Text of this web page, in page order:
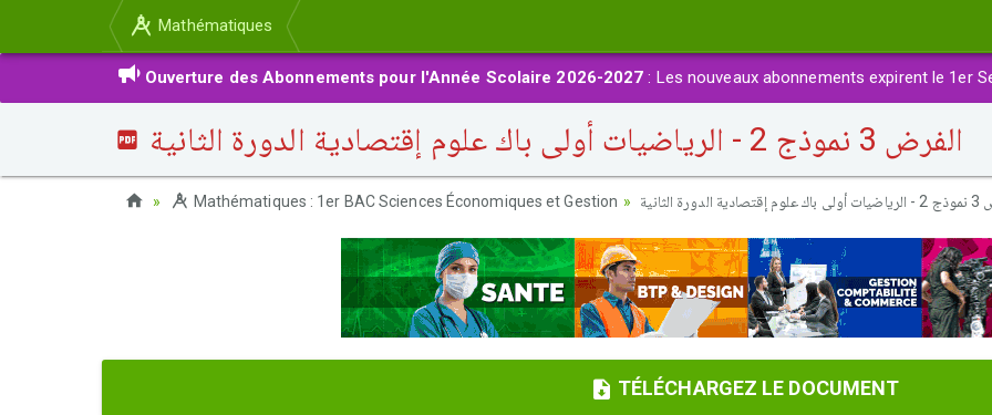
Mathématiques
Ouverture des Abonnements pour l'Année Scolaire 2026-2027 : Les nouveaux abonnements expirent le 1er
الفرض 3 نموذج 2 - الرياضيات أولى باك علوم إقتصادية الدورة الثانية
Mathématiques : 1er BAC Sciences Économiques et Gestion
TÉLÉCHARGEZ LE DOCUMENT